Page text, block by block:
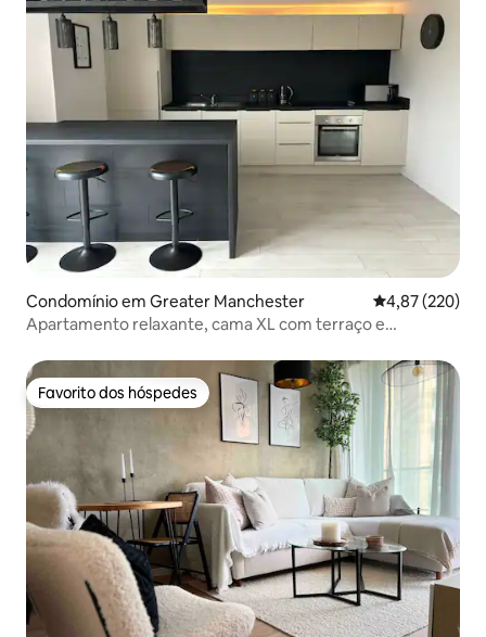
Condomínio em Greater Manchester Classificação
4,87 (220)
Apartamento relaxante, cama XL com terraço e
Favorito dos hóspedes
Favorito dos hóspedes